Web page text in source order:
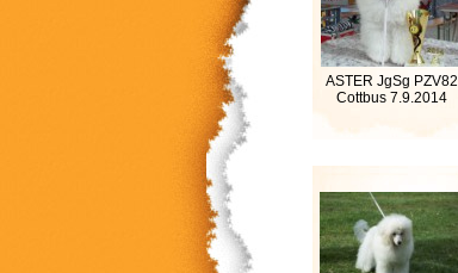
ASTER JgSg PZV82
Cottbus 7.9.2014